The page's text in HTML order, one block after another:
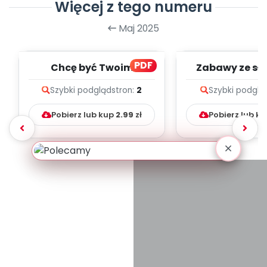
Więcej z tego numeru
Maj 2025
PDF
Chcę być Twoim
melodii i tekst
Szybki podglądstron: 2
Pobierz lub kup 2.99 zł
Zabawy ze
Szybki
Pobierz lub